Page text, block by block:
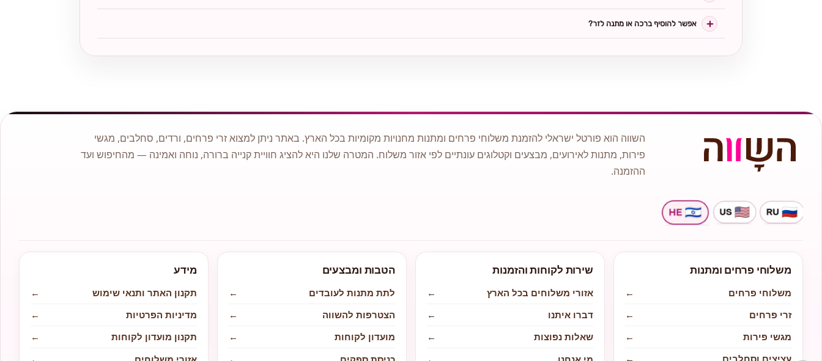
אפשר להוסיף ברכה או מתנה לזר?
השווה הוא פורטל ישראלי להזמנת משלוחי פרחים ומתנות מחנויות מקומיות בכל הארץ. באתר ניתן למצוא זרי פרחים, ורדים, סחלבים, מגשי
פירות, מתנות לאירועים, מבצעים וקטלוגים עונתיים לפי אזור משלוח. המטרה שלנו היא להציג חוויית קנייה ברורה, נוחה ואמינה — מהחיפוש ועד
ההזמנה.
משלוחי פרחים ומתנות
משלוחי פרחים
←
זרי פרחים
←
מגשי פירות
←
שירות לקוחות והזמנות
אזורי משלוחים בכל הארץ
←
דברו איתנו
←
שאלות נפוצות
←
הטבות ומבצעים
לתת מתנות לעובדים
←
הצטרפות להשווה
←
מועדון לקוחות
←
מידע
תקנון האתר ותנאי שימוש
←
מדיניות הפרטיות
←
תקנון מועדון לקוחות
←